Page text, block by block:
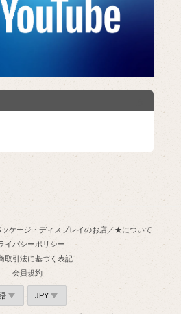
ケージ・ディスプレイのお店／★について
イバシーポリシー
取引法に基づく表記
会員規約